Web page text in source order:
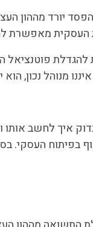
יורד מההון
מאפשרת
להגדלת
מנוהל נכון, הוא
איך לחשב
בפיתוח העסקי.